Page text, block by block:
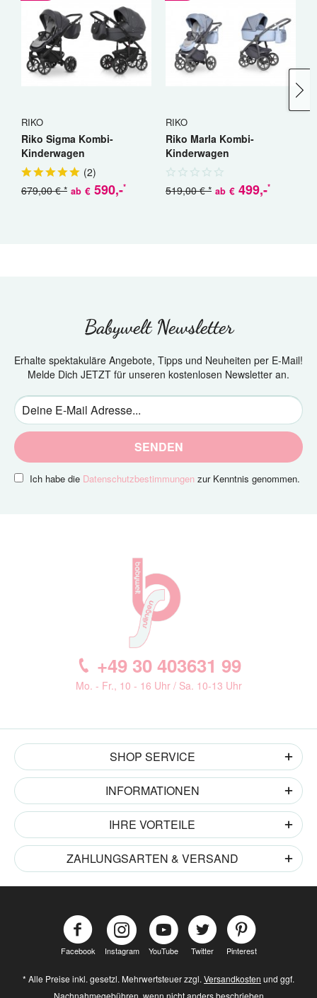
RIKO
Riko Sigma Kombi-
Kinderwagen
(2)
ab € 590,-*
679,00 € *
RIKO
Riko Marla Kombi-
Kinderwagen
ab € 499,-*
519,00 € *
Babywelt Newsletter
Erhalte spektakuläre Angebote, Tipps und Neuheiten per E-Mail!
Melde Dich JETZT für unseren kostenlosen Newsletter an.
SENDEN
Ich habe die Datenschutzbestimmungen zur Kenntnis genommen.
+49 30 403631 99
Mo. - Fr., 10 - 16 Uhr / Sa. 10-13 Uhr
SHOP SERVICE
INFORMATIONEN
IHRE VORTEILE
ZAHLUNGSARTEN & VERSAND
Facebook Instagram YouTube Twitter Pinterest
* Alle Preise inkl. gesetzl. Mehrwertsteuer zzgl. Versandkosten und ggf.